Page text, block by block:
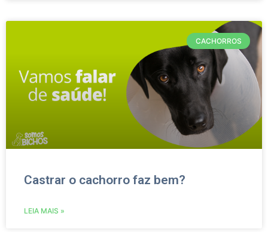
CACHORROS
Castrar o cachorro faz bem?
LEIA MAIS »